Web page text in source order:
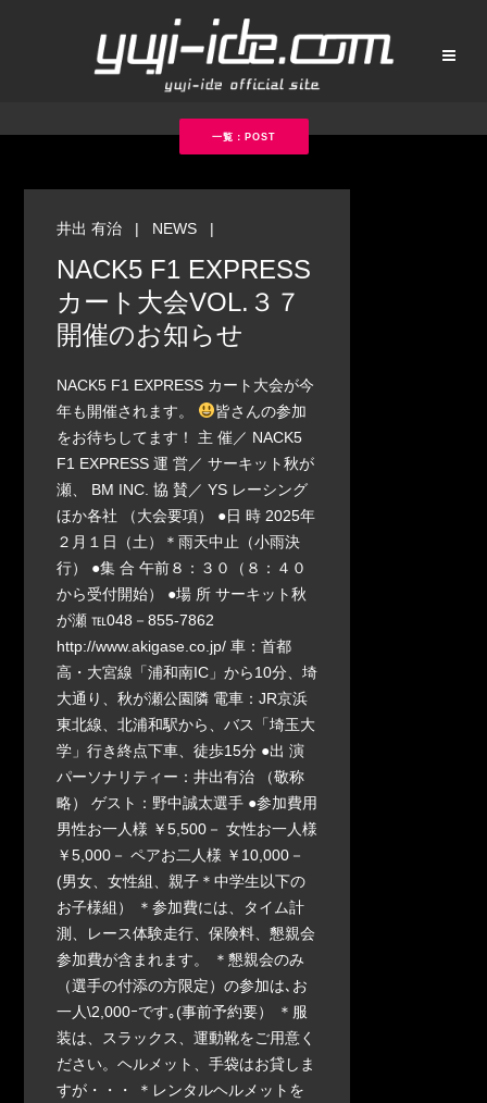
一覧：POST
井出 有治 | NEWS |
NACK5 F1 EXPRESS
カート大会VOL.３７
開催のお知らせ
NACK5 F1 EXPRESS カート大会が今
年も開催されます。
皆さんの参加
をお待ちしてます！ 主 催／ NACK5
F1 EXPRESS 運 営／ サーキット秋が
瀬、 BM INC. 協 賛／ YS レーシング
ほか各社 （大会要項） ●日 時 2025年
２月１日（土）＊雨天中止（小雨決
行） ●集 合 午前８：３０（８：４０
から受付開始） ●場 所 サーキット秋
が瀬 ℡048－855-7862
http://www.akigase.co.jp/ 車：首都
高・大宮線「浦和南IC」から10分、埼
大通り、秋が瀬公園隣 電車：JR京浜
東北線、北浦和駅から、バス「埼玉大
学」行き終点下車、徒歩15分 ●出 演
パーソナリティー：井出有治 （敬称
略） ゲスト：野中誠太選手 ●参加費用
男性お一人様 ￥5,500－ 女性お一人様
￥5,000－ ペアお二人様 ￥10,000－
(男女、女性組、親子＊中学生以下の
お子様組） ＊参加費には、タイム計
測、レース体験走行、保険料、懇親会
参加費が含まれます。 ＊懇親会のみ
（選手の付添の方限定）の参加は､お
一人\2,000ｰです｡(事前予約要） ＊服
装は、スラックス、運動靴をご用意く
ださい。ヘルメット、手袋はお貸しま
すが・・・ ＊レンタルヘルメットを